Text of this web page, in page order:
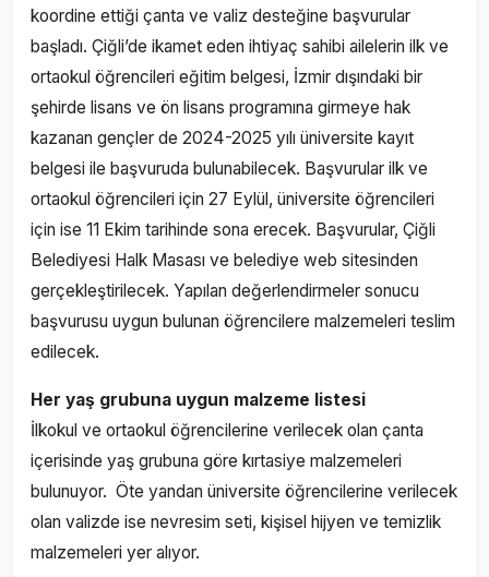
koordine ettiği çanta ve valiz desteğine başvurular
başladı. Çiğli’de ikamet eden ihtiyaç sahibi ailelerin ilk ve
ortaokul öğrencileri eğitim belgesi, İzmir dışındaki bir
şehirde lisans ve ön lisans programına girmeye hak
kazanan gençler de 2024-2025 yılı üniversite kayıt
belgesi ile başvuruda bulunabilecek. Başvurular ilk ve
ortaokul öğrencileri için 27 Eylül, üniversite öğrencileri
için ise 11 Ekim tarihinde sona erecek. Başvurular, Çiğli
Belediyesi Halk Masası ve belediye web sitesinden
gerçekleştirilecek. Yapılan değerlendirmeler sonucu
başvurusu uygun bulunan öğrencilere malzemeleri teslim
edilecek.
Her yaş grubuna uygun malzeme listesi
İlkokul ve ortaokul öğrencilerine verilecek olan çanta
içerisinde yaş grubuna göre kırtasiye malzemeleri
bulunuyor. Öte yandan üniversite öğrencilerine verilecek
olan valizde ise nevresim seti, kişisel hijyen ve temizlik
malzemeleri yer alıyor.